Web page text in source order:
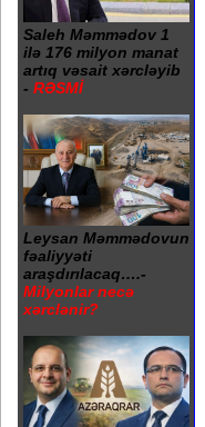
Saleh Məmmədov 1
ilə 176 milyon manat
artıq vəsait xərcləyib
- RƏSMİ
Leysan Məmmədovun
fəaliyyəti
araşdırılacaq….-
Milyonlar necə
xərclənir?